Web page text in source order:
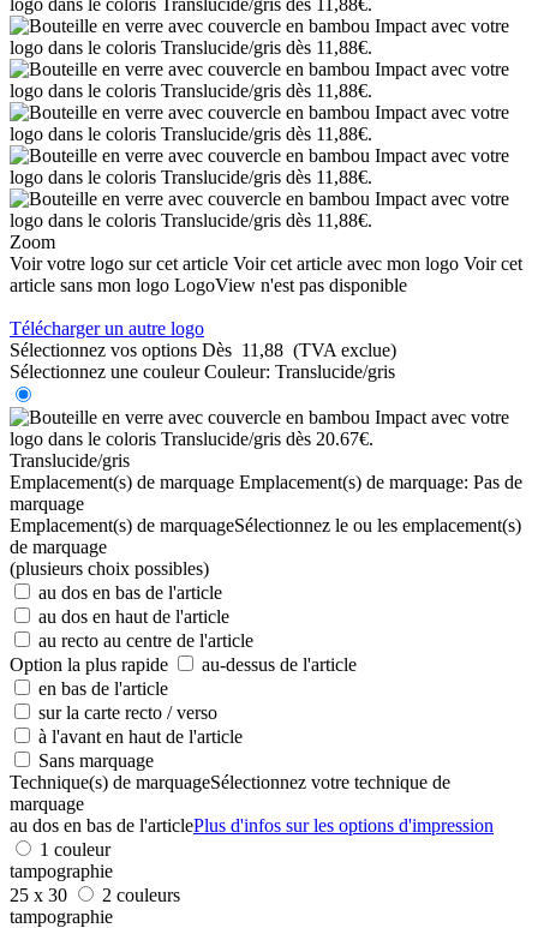
Zoom
Voir votre logo sur cet article Voir cet article avec mon logo Voir cet
article sans mon logo LogoView n'est pas disponible
Télécharger un autre logo
Sélectionnez vos options Dès 11,88 (TVA exclue)
Sélectionnez une couleur Couleur: Translucide/gris
Translucide/gris
Emplacement(s) de marquage Emplacement(s) de marquage: Pas de
marquage
Emplacement(s) de marquageSélectionnez le ou les emplacement(s)
de marquage
(plusieurs choix possibles)
au dos en bas de l'article
au dos en haut de l'article
au recto au centre de l'article
Option la plus rapide
au-dessus de l'article
en bas de l'article
sur la carte recto / verso
à l'avant en haut de l'article
Sans marquage
Technique(s) de marquageSélectionnez votre technique de
marquage
au dos en bas de l'articlePlus d'infos sur les options d'impression
1 couleur
tampographie
25 x 30
2 couleurs
tampographie